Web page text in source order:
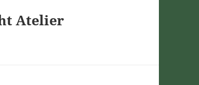
Atelier